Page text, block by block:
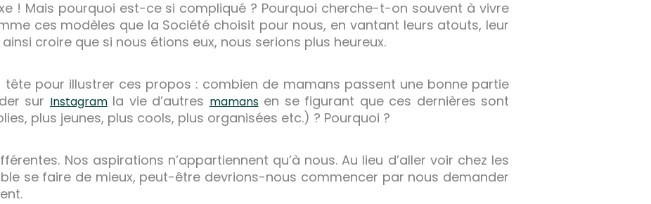
! Mais pourquoi est-ce si compliqué ? Pourquoi cherche-t-on souvent à vivre
ces modèles que la Société choisit pour nous, en vantant leurs atouts, leur
croire que si nous étions eux, nous serions plus heureux.
tête pour illustrer ces propos : combien de mamans passent une bonne partie
sur Instagramla vie d’autres mamansen se figurant que ces dernières sont
plus jeunes, plus cools, plus organisées etc.) ? Pourquoi ?
Nos aspirations n’appartiennent qu’à nous. Au lieu d’aller voir chez les
se faire de mieux, peut-être devrions-nous commencer par nous demander